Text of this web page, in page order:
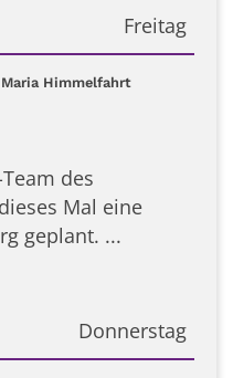
Freitag
Himmelfahrt:
des
Mal eine
geplant. ...
Donnerstag